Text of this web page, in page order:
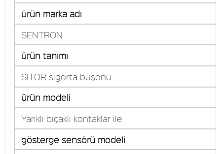
ürün marka adı
SENTRON
ürün tanımı
SITOR sigorta buşonu
ürün modeli
Yarıklı bıçaklı kontaklar ile
gösterge sensörü modeli